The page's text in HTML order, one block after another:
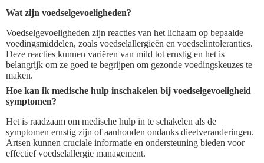
Wat zijn voedselgevoeligheden?
Voedselgevoeligheden zijn reacties van het lichaam op bepaalde
voedingsmiddelen, zoals voedselallergieën en voedselintoleranties.
Deze reacties kunnen variëren van mild tot ernstig en het is
belangrijk om ze goed te begrijpen om gezonde voedingskeuzes te
maken.
Hoe kan ik medische hulp inschakelen bij voedselgevoeligheid
symptomen?
Het is raadzaam om medische hulp in te schakelen als de
symptomen ernstig zijn of aanhouden ondanks dieetveranderingen.
Artsen kunnen cruciale informatie en ondersteuning bieden voor
effectief voedselallergie management.